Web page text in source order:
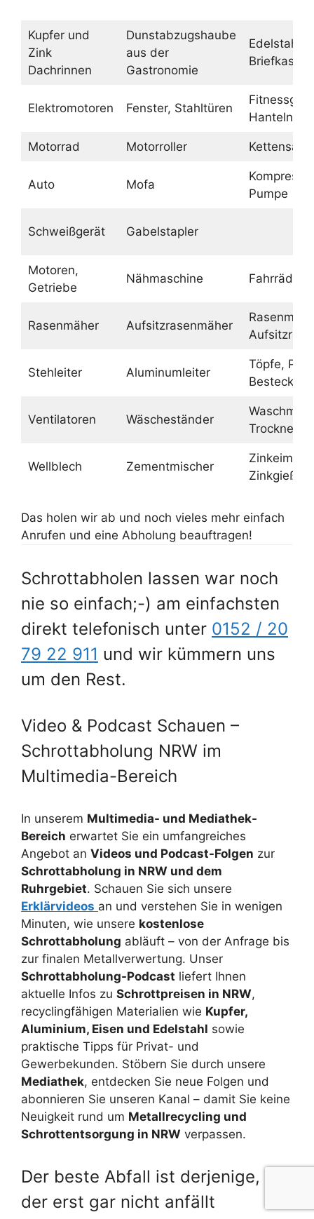
Kupfer und
Zink
Dachrinnen
Dunstabzugshaube
aus der
Gastronomie
Edelstahl
Briefkasten
Elektromotoren Fenster, Stahltüren
Hanteln
Motorrad Motorroller Kettensäge
Auto Mofa
Pumpe
Schweißgerät Gabelstapler
Motoren,
Getriebe
Nähmaschine Fahrräder
Rasenmäher Aufsitzrasenmäher
Stehleiter Aluminumleiter
Töpfe,
Besteck
Ventilatoren Wäscheständer
Trockner
Wellblech Zementmischer
Zinkeimer,
Das holen wir ab und noch vieles mehr einfach
Anrufen und eine Abholung beauftragen!
Schrottabholen lassen war noch
nie so einfach;-) am einfachsten
direkt telefonisch unter 0152 / 20
79 22 911 und wir kümmern uns
um den Rest.
Video & Podcast Schauen –
Schrottabholung NRW im
Multimedia-Bereich
In unserem Multimedia- und Mediathek-
Bereich erwartet Sie ein umfangreiches
Angebot an Videos und Podcast-Folgen zur
Schrottabholung in NRW und dem
Ruhrgebiet. Schauen Sie sich unsere
Erklärvideos an und verstehen Sie in wenigen
Minuten, wie unsere kostenlose
Schrottabholung abläuft – von der Anfrage bis
zur finalen Metallverwertung. Unser
Schrottabholung-Podcast liefert Ihnen
aktuelle Infos zu Schrottpreisen in NRW,
recyclingfähigen Materialien wie Kupfer,
Aluminium, Eisen und Edelstahl sowie
praktische Tipps für Privat- und
Gewerbekunden. Stöbern Sie durch unsere
Mediathek, entdecken Sie neue Folgen und
abonnieren Sie unseren Kanal – damit Sie keine
Neuigkeit rund um Metallrecycling und
Schrottentsorgung in NRW verpassen.
Der beste Abfall ist derjenige,
der erst gar nicht anfällt